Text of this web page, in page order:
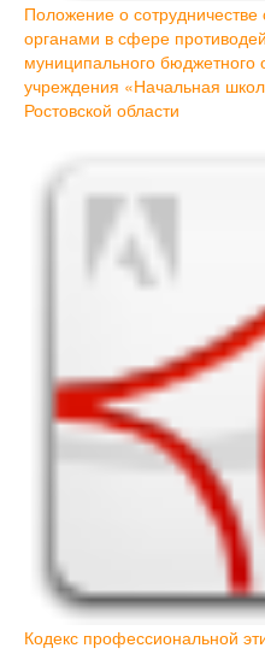
Положение о
органами в сфере
муниципального бюджетного
учреждения «Начальная
Ростовской области
Кодекс профессиональной